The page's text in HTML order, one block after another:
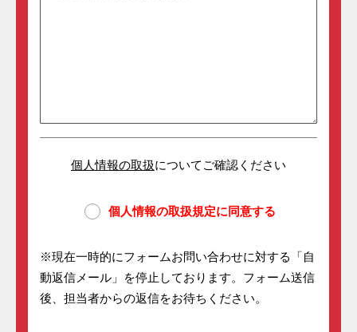
個人情報の取扱についてご確認ください
個人情報の取扱規定に同意する
※現在一時的にフォームお問い合わせに対する「自
動返信メール」を停止しております。フォーム送信
後、担当者からの返信をお待ちください。